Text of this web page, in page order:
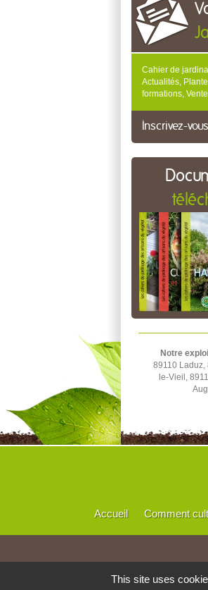
Cahier de
Actualités,
formations,
Inscrivez-vous
Notre
89110 Laduz,
le-Vieil,
Accueil Comment
This site uses